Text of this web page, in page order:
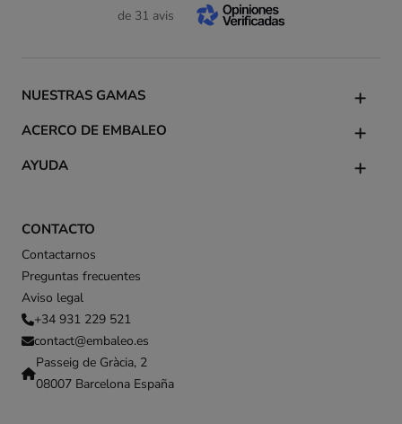
CONTACTO
Contactarnos
Preguntas frecuentes
Aviso legal
+34 931 229 521
contact@embaleo.es
Passeig de Gràcia, 2
08007 Barcelona España
NUESTRAS GAMAS
ACERCO DE EMBALEO
AYUDA
de 31 avis